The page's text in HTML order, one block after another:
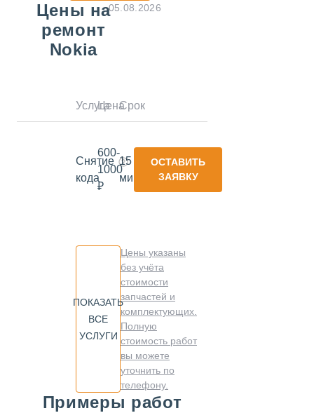
Цены на
ремонт
Nokia
05.08.2026
УслугаЦенаСрок
Снятие
кода
600-
1000
₽
15
минут
ОСТАВИТЬ
ЗАЯВКУ
ПОКАЗАТЬ
ВСЕ
УСЛУГИ
Цены указаны
без учёта
стоимости
запчастей и
комплектующих.
Полную
стоимость работ
вы можете
уточнить по
телефону.
Примеры работ